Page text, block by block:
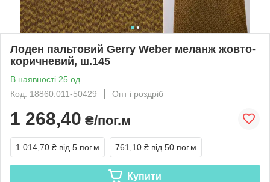
Лоден пальтовий Gerry Weber меланж жовто-
коричневий, ш.145
В наявності 25 од.
Код: 18860.011-50429
Опт і роздріб
1 268,40 ₴/пог.м
1 014,70 ₴ від 5 пог.м 761,10 ₴ від 50 пог.м
Купити